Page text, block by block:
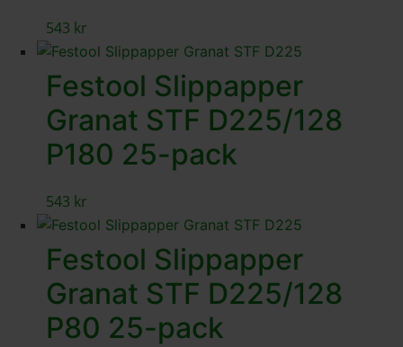
543 kr
Festool Slippapper
Granat STF D225/128
P180 25-pack
543 kr
Festool Slippapper
Granat STF D225/128
P80 25-pack